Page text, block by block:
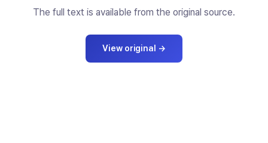
The full text is available from the original source.
View original →